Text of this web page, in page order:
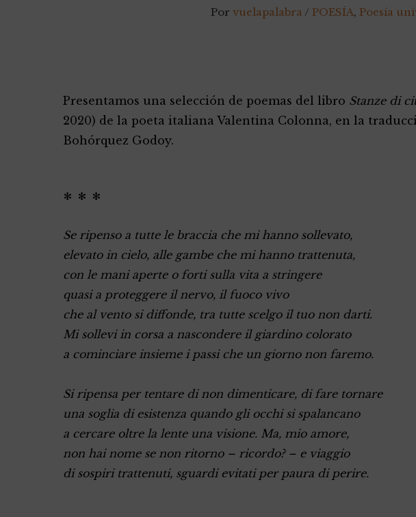
Por vuelapalabra / POESÍA, Poesía
Presentamos una selección de poemas del libro Stanze di
2020) de la poeta italiana Valentina Colonna, en la
Bohórquez Godoy.
* * *
Se ripenso a tutte le braccia che mi hanno sollevato,
elevato in cielo, alle gambe che mi hanno trattenuta,
con le mani aperte o forti sulla vita a stringere
quasi a proteggere il nervo, il fuoco vivo
che al vento si diffonde, tra tutte scelgo il tuo non darti.
Mi sollevi in corsa a nascondere il giardino colorato
a cominciare insieme i passi che un giorno non faremo.
Si ripensa per tentare di non dimenticare, di fare tornare
una soglia di esistenza quando gli occhi si spalancano
a cercare oltre la lente una visione. Ma, mio amore,
non hai nome se non ritorno – ricordo? – e viaggio
di sospiri trattenuti, sguardi evitati per paura di perire.
Navegación
de
entradas